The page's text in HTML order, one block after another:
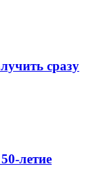
сразу
летие